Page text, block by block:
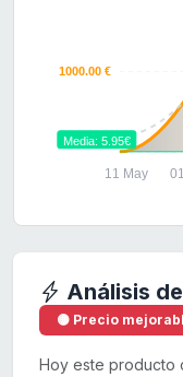
1000.00 €
11 May
Media: 5.95€
Análisis
🟡 Precio
Hoy este producto